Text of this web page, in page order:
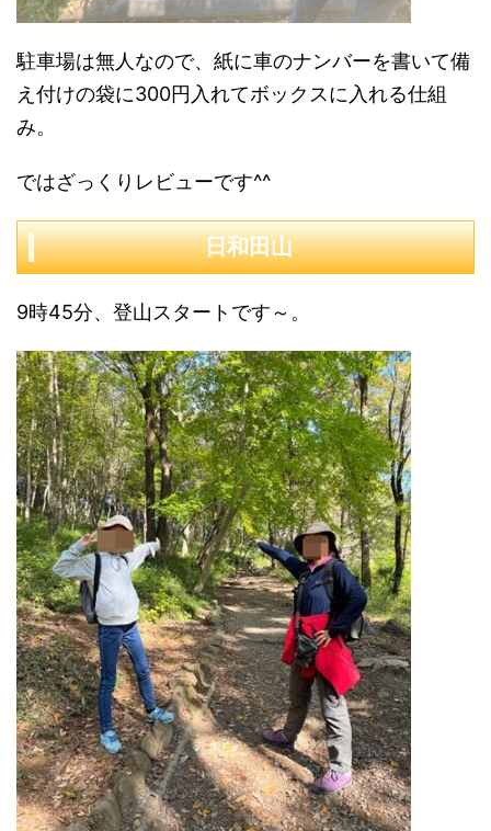
駐車場は無人なので、紙に車のナンバーを書いて備
え付けの袋に300円入れてボックスに入れる仕組
み。
ではざっくりレビューです^^
日和田山
9時45分、登山スタートです～。